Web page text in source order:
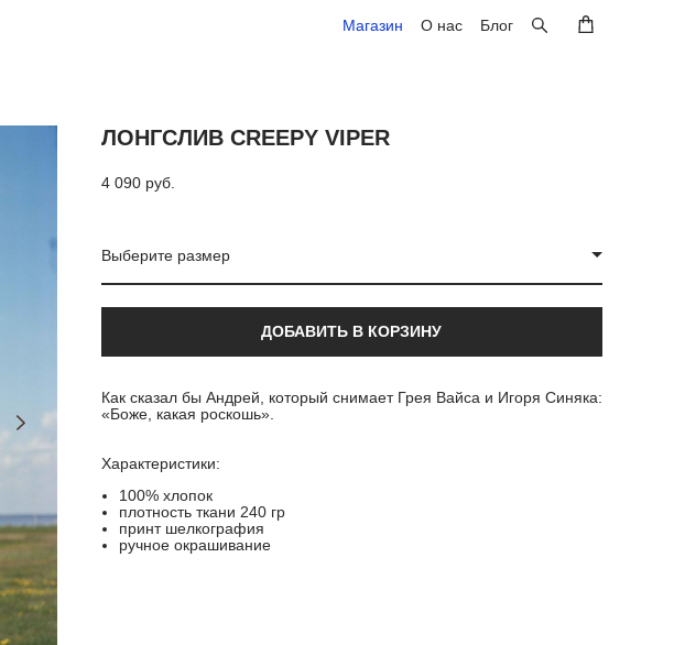
Магазин О нас Блог
Магазин О нас Блог
ЛОНГСЛИВ CREEPY VIPER
4 090 pуб.
Выберите размер
ДОБАВИТЬ В КОРЗИНУ
Как сказал бы Андрей, который снимает Грея Вайса и Игоря Синяка:
«Боже, какая роскошь».
Характеристики:
100% хлопок
плотность ткани 240 гр
принт шелкография
ручное окрашивание